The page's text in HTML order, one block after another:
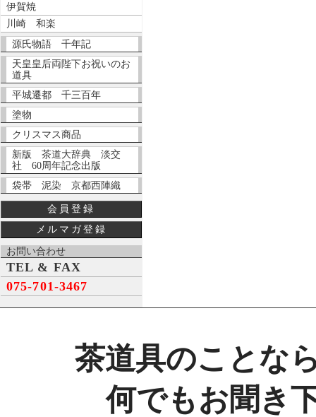
伊賀焼
川崎 和楽
源氏物語 千年記
天皇皇后両陛下お祝いのお
道具
平城遷都 千三百年
塗物
クリスマス商品
新版 茶道大辞典 淡交
社 60周年記念出版
袋帯 泥染 京都西陣織
会員登録
メルマガ登録
お問い合わせ
TEL & FAX
075-701-3467
茶道具のことな
何でもお聞き